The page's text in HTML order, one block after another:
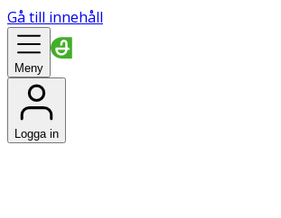
Gå till innehåll
Meny
Logga in